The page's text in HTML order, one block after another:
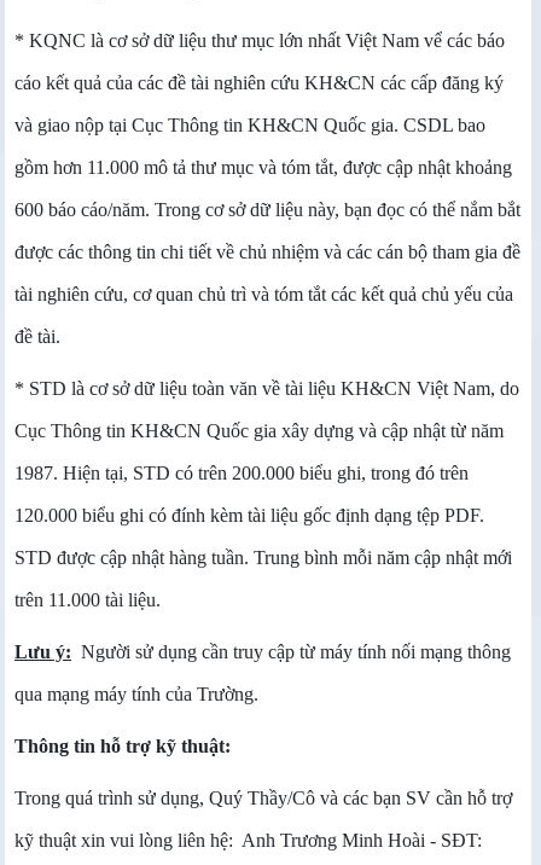
* KQNC là cơ sở dữ liệu thư mục lớn nhất Việt Nam vể các báo
cáo kết quả của các đề tài nghiên cứu KH&CN các cấp đăng ký
và giao nộp tại Cục Thông tin KH&CN Quốc gia. CSDL bao
gồm hơn 11.000 mô tả thư mục và tóm tắt, được cập nhật khoảng
600 báo cáo/năm. Trong cơ sở dữ liệu này, bạn đọc có thể nắm bắt
được các thông tin chi tiết về chủ nhiệm và các cán bộ tham gia đề
tài nghiên cứu, cơ quan chủ trì và tóm tắt các kết quả chủ yếu của
đề tài.
* STD là cơ sở dữ liệu toàn văn về tài liệu KH&CN Việt Nam, do
Cục Thông tin KH&CN Quốc gia xây dựng và cập nhật từ năm
1987. Hiện tại, STD có trên 200.000 biểu ghi, trong đó trên
120.000 biểu ghi có đính kèm tài liệu gốc định dạng tệp PDF.
STD được cập nhật hàng tuần. Trung bình mỗi năm cập nhật mới
trên 11.000 tài liệu.
Lưu ý: Người sử dụng cần truy cập từ máy tính nối mạng thông
qua mạng máy tính của Trường.
Thông tin hỗ trợ kỹ thuật:
Trong quá trình sử dụng, Quý Thầy/Cô và các bạn SV cần hỗ trợ
kỹ thuật xin vui lòng liên hệ: Anh Trương Minh Hoài - SĐT: